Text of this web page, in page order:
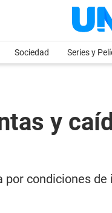
Sociedad Series y
y
condiciones